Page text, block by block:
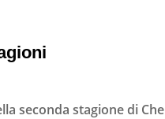
seconda stagione di